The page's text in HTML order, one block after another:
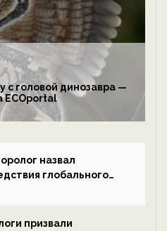
с головой динозавра —
ECOportal
назвал
глобального
призвали